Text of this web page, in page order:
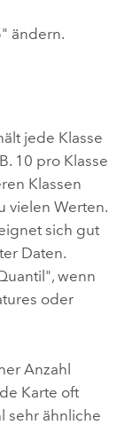
ändern.
jede Klasse
10 pro Klasse
Klassen
vielen Werten.
sich gut
Daten.
wenn
oder
Anzahl
Karte oft
sehr ähnliche